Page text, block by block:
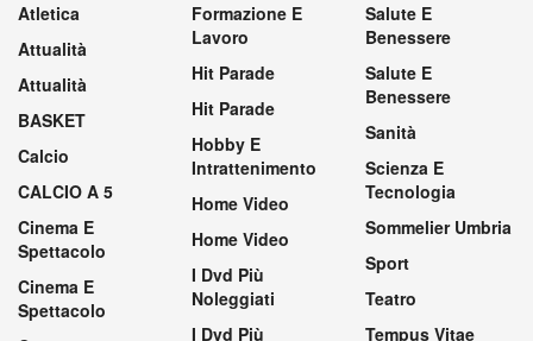
Atletica
Attualità
Attualità
BASKET
Calcio
CALCIO A 5
Cinema E
Spettacolo
Cinema E
Spettacolo
Formazione E
Lavoro
Hit Parade
Hit Parade
Hobby E
Intrattenimento
Home Video
Home Video
I Dvd Più
Noleggiati
I Dvd Più
Salute E
Benessere
Salute E
Benessere
Sanità
Scienza E
Tecnologia
Sommelier Umbria
Sport
Teatro
Tempus Vitae